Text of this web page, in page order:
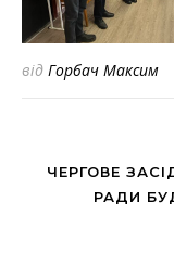
від Горбач Максим
ЧЕРГОВЕ
РАДИ